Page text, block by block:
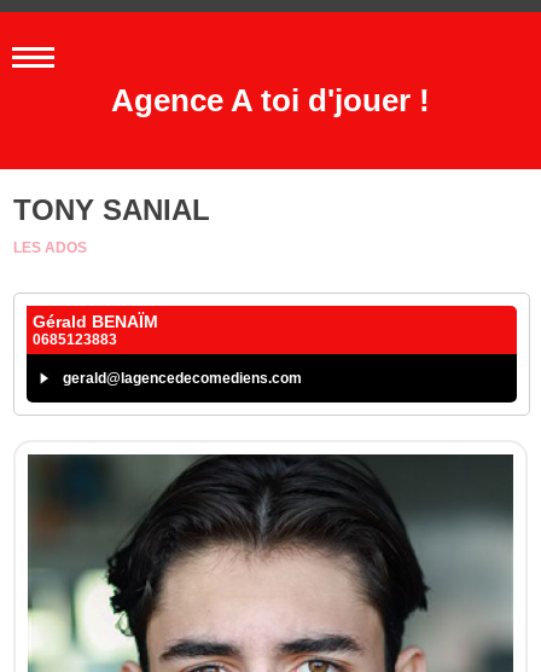
Agence A toi d'jouer !
TONY SANIAL
LES ADOS
Gérald BENAÏM
0685123883
gerald@lagencedecomediens.com